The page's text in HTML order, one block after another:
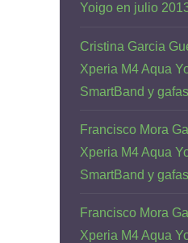
Yoigo en julio
Cristina Garcia
Xperia M4 Aqua
SmartBand y
Francisco Mora
Xperia M4 Aqua
SmartBand y
Francisco Mora
Xperia M4 Aqua